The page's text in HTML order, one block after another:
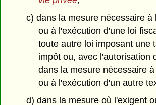
c) dans la mesure nécessaire à
ou à l'exécution d'une loi
toute autre loi imposant une
impôt ou, avec l'autorisation
dans la mesure nécessaire
ou à l'exécution d'un autre
d) dans la mesure où l'exigent